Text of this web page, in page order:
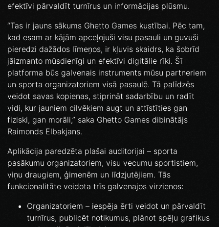
efektīvi pārvaldīt turnīrus un informācijas plūsmu.
“Tas ir jauns sākums Ghetto Games kustībai. Pēc tam,
kad esam ar kājām apceļojuši visu pasauli un guvuši
pieredzi dažādos līmeņos, ir kļuvis skaidrs, ka šobrīd
jāizmanto mūsdienīgi un efektīvi digitālie rīki. Šī
platforma būs galvenais instruments mūsu partneriem
un sporta organizatoriem visā pasaulē. Tā palīdzēs
veidot savas kopienas, stiprināt sadarbību un radīt
vidi, kur jauniem cilvēkiem augt un attīstīties gan
fiziski, gan morāli,” saka Ghetto Games dibinātājs
Raimonds Elbakjans.
Aplikācija paredzēta plašai auditorijai – sporta
pasākumu organizatoriem, visu vecumu sportistiem,
viņu draugiem, ģimenēm un līdzjutējiem. Tās
funkcionalitāte veidota trīs galvenajos virzienos:
Organizatoriem – iespēja ērti veidot un pārvaldīt
turnīrus, publicēt notikumus, plānot spēļu grafikus